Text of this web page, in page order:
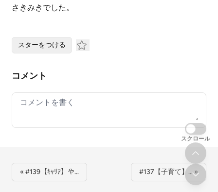
さきみきでした。
スターをつける
コメント
Your comment
« #139【ｷｬﾘｱ】や… #137【子育て】… »
スクロール